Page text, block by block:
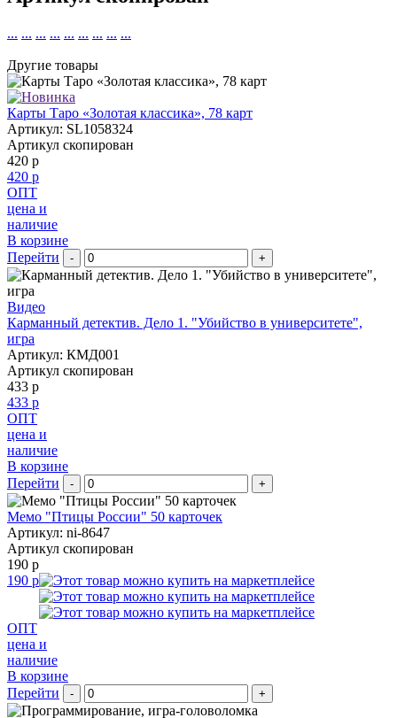
... ... ... ... ... ... ... ... ...
Другие товары
Карты Таро «Золотая классика», 78 карт
Артикул: SL1058324
Артикул скопирован
420 р
420 р
ОПТ
цена и
наличие
В корзине
Перейти
- +
Видео
Карманный детектив. Дело 1. "Убийство в университете",
игра
Артикул: КМД001
Артикул скопирован
433 р
433 р
ОПТ
цена и
наличие
В корзине
Перейти
- +
Мемо "Птицы России" 50 карточек
Артикул: ni-8647
Артикул скопирован
190 р
190 р
ОПТ
цена и
наличие
В корзине
Перейти
- +